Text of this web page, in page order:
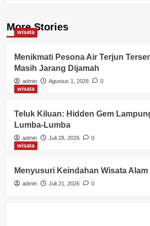
More Stories
wisata
Menikmati Pesona Air Terjun
Masih Jarang Dijamah
admin Agustus 1, 2026
0
wisata
Teluk Kiluan: Hidden Gem
Lumba-Lumba
admin Juli 28, 2026
0
wisata
Menyusuri Keindahan Wisata
admin Juli 21, 2026 0